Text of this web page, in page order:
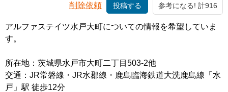
削除依頼 投稿する 参考になる! 計916
アルファステイツ水戸大町についての情報を希望していま
す。
所在地：茨城県水戸市大町二丁目503-2他
交通：JR常磐線・JR水郡線・鹿島臨海鉄道大洗鹿島線「水
戸」駅 徒歩12分